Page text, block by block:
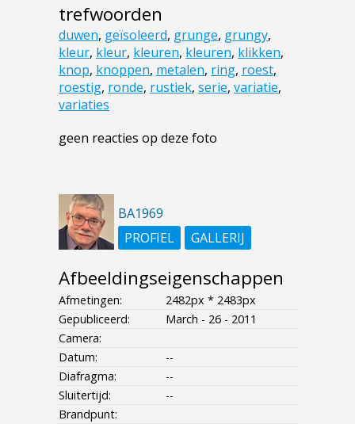
trefwoorden
duwen, geïsoleerd, grunge, grungy,
kleur, kleur, kleuren, kleuren, klikken,
knop, knoppen, metalen, ring, roest,
roestig, ronde, rustiek, serie, variatie,
variaties
geen reacties op deze foto
BA1969
PROFIEL
GALLERIJ
Afbeeldingseigenschappen
Afmetingen:
2482px * 2483px
Gepubliceerd:
March - 26 - 2011
Camera:
Datum:
--
Diafragma:
--
Sluitertijd:
--
Brandpunt: